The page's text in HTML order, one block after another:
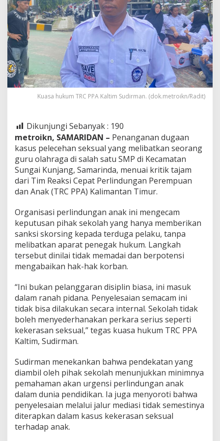
Kuasa hukum TRC PPA Kaltim Sudirman. (dok.metroikn/Radit)
Dikunjungi Sebanyak : 190
metroikn, SAMARIDAN – Penanganan dugaan
kasus pelecehan seksual yang melibatkan seorang
guru olahraga di salah satu SMP di Kecamatan
Sungai Kunjang, Samarinda, menuai kritik tajam
dari Tim Reaksi Cepat Perlindungan Perempuan
dan Anak (TRC PPA) Kalimantan Timur.
Organisasi perlindungan anak ini mengecam
keputusan pihak sekolah yang hanya memberikan
sanksi skorsing kepada terduga pelaku, tanpa
melibatkan aparat penegak hukum. Langkah
tersebut dinilai tidak memadai dan berpotensi
mengabaikan hak-hak korban.
“Ini bukan pelanggaran disiplin biasa, ini masuk
dalam ranah pidana. Penyelesaian semacam ini
tidak bisa dilakukan secara internal. Sekolah tidak
boleh menyederhanakan perkara serius seperti
kekerasan seksual,” tegas kuasa hukum TRC PPA
Kaltim, Sudirman.
Sudirman menekankan bahwa pendekatan yang
diambil oleh pihak sekolah menunjukkan minimnya
pemahaman akan urgensi perlindungan anak
dalam dunia pendidikan. Ia juga menyoroti bahwa
penyelesaian melalui jalur mediasi tidak semestinya
diterapkan dalam kasus kekerasan seksual
terhadap anak.